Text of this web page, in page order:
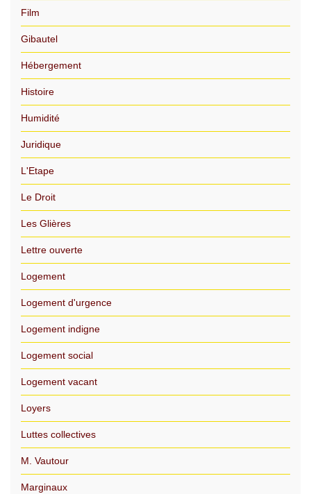
Film
Gibautel
Hébergement
Histoire
Humidité
Juridique
L'Etape
Le Droit
Les Glières
Lettre ouverte
Logement
Logement d'urgence
Logement indigne
Logement social
Logement vacant
Loyers
Luttes collectives
M. Vautour
Marginaux